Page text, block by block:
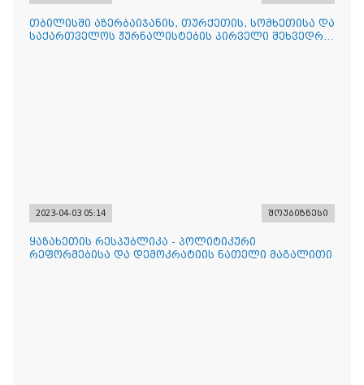
თბილისში აზერბაიჯანის, თურქეთის, სომხეთისა და
საქართველოს ჟურნალისტების პირველი შეხვედრა
2023-04-03 05:14 შოუბიზნესი
ყაზახეთის რესპუბლიკა - პოლიტიკური
რეფორმებისა და დემოკრატიის ნათელი მაგალითი